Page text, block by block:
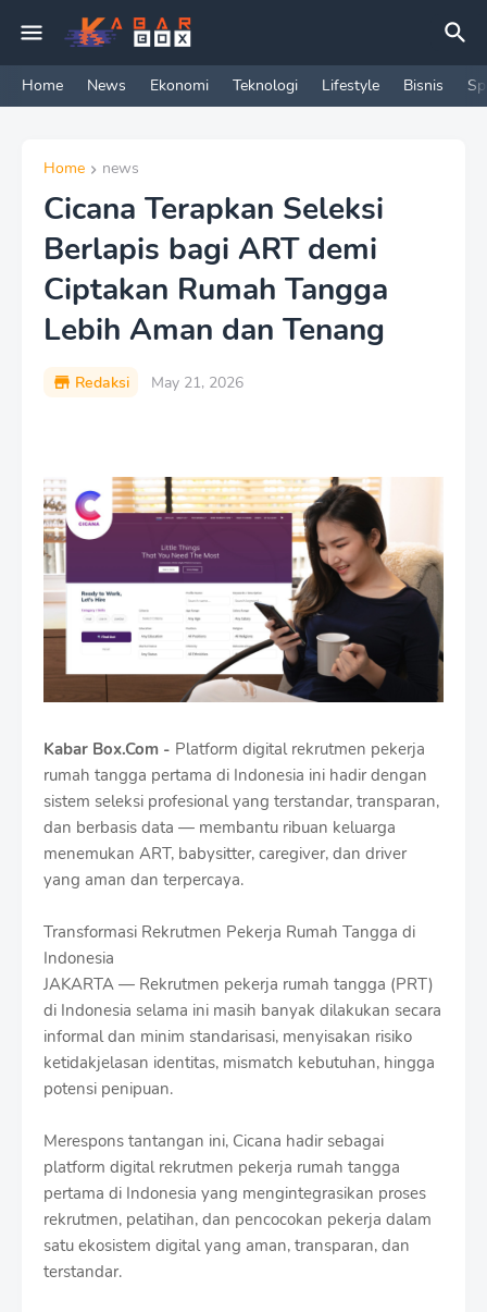
Home News Ekonomi Teknologi Lifestyle Bisnis
Home news
Cicana Terapkan Seleksi
Berlapis bagi ART demi
Ciptakan Rumah Tangga
Lebih Aman dan Tenang
Redaksi May 21, 2026
Kabar Box.Com - Platform digital rekrutmen pekerja
rumah tangga pertama di Indonesia ini hadir dengan
sistem seleksi profesional yang terstandar, transparan,
dan berbasis data — membantu ribuan keluarga
menemukan ART, babysitter, caregiver, dan driver
yang aman dan terpercaya.
Transformasi Rekrutmen Pekerja Rumah Tangga di
Indonesia
JAKARTA — Rekrutmen pekerja rumah tangga (PRT)
di Indonesia selama ini masih banyak dilakukan secara
informal dan minim standarisasi, menyisakan risiko
ketidakjelasan identitas, mismatch kebutuhan, hingga
potensi penipuan.
Merespons tantangan ini, Cicana hadir sebagai
platform digital rekrutmen pekerja rumah tangga
pertama di Indonesia yang mengintegrasikan proses
rekrutmen, pelatihan, dan pencocokan pekerja dalam
satu ekosistem digital yang aman, transparan, dan
terstandar.